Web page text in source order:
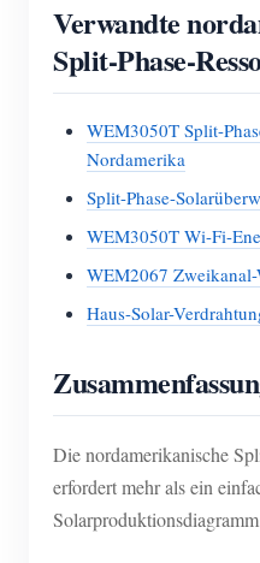
Verwandte
Split-Phase-
WEM3050T Split-
Nordamerika
Split-Phase-
WEM3050T Wi-Fi-
WEM2067
Haus-Solar-
Die nordamerikanische
erfordert mehr als ein